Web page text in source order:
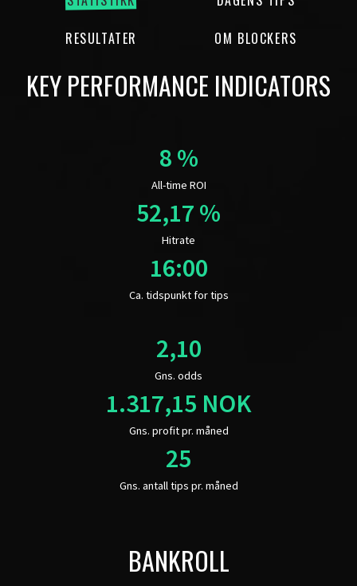
RESULTATER
OM BLOCKERS
KEY PERFORMANCE INDICATORS
All-time ROI
Hitrate
Ca. tidspunkt for tips
Gns. odds
Gns. profit pr. måned
Gns. antall tips pr. måned
BANKROLL